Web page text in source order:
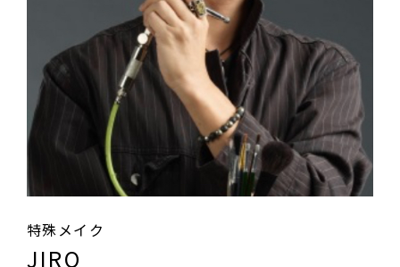
特殊メイク
JIRO